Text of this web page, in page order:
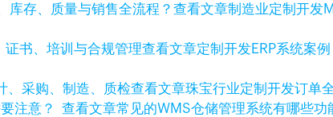
查看文章制造业定制开发
查看文章定制开发ERP系统案
查看文章珠宝行业定制开发订单
查看文章常见的WMS仓储管理系统有哪些功